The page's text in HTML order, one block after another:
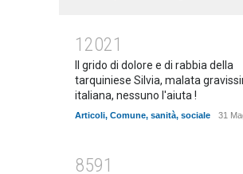
12021
Il grido di dolore e di rabbia della
tarquiniese Silvia, malata
italiana, nessuno l'aiuta !
Articoli, Comune, sanità, sociale 31
8591